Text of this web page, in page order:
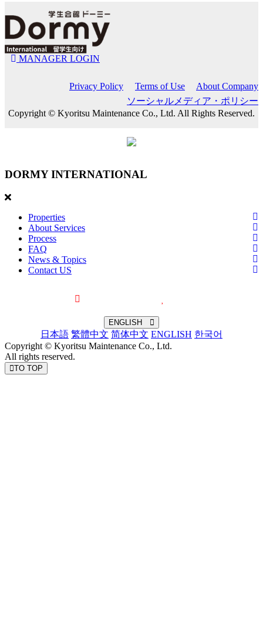
MANAGER LOGIN
Privacy Policy Terms of Use
About Company
ソーシャルメディア・ポリシー
Copyright © Kyoritsu Maintenance Co., Ltd. All Rights Reserved.
DORMY INTERNATIONAL
Properties
About Services
Process
FAQ
News & Topics
Contact US
ENGLISH
日本語 繁體中文 简体中文 ENGLISH 한국어
Copyright © Kyoritsu Maintenance Co., Ltd.
All rights reserved.
TO TOP